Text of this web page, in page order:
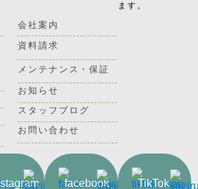
ます。
会社案内
資料請求
メンテナンス・保証
お知らせ
スタッフブログ
お問い合わせ
facebook TikTok